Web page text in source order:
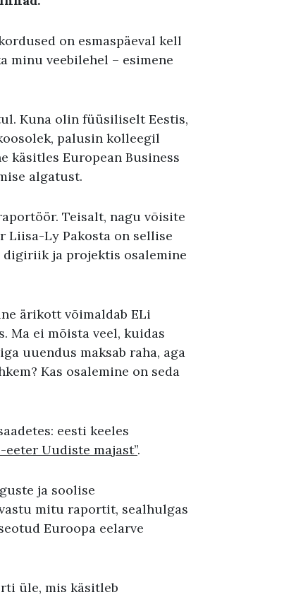
on esmaspäeval kell
minu veebilehel – esimene
Kuna olin füüsiliselt Eestis,
palusin kolleegil
käsitles European Business
algatust.
Teisalt, nagu võisite
Ly Pakosta on sellise
digiriik ja projektis osalemine
ärikott võimaldab ELi
Ma ei mõista veel, kuidas
uuendus maksab raha, aga
Kas osalemine on seda
eesti keeles
eeter Uudiste majast”.
ja soolise
mitu raportit, sealhulgas
Euroopa eelarve
üle, mis käsitleb